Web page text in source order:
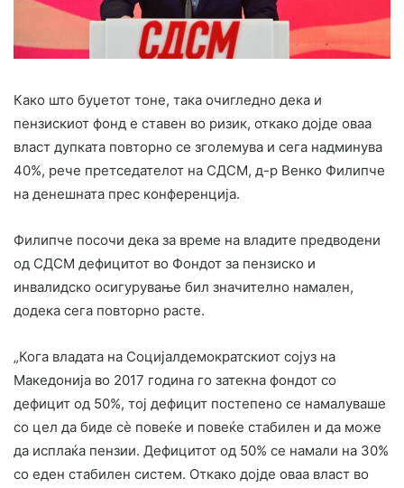
Како што буџетот тоне, така очигледно дека и
пензискиот фонд е ставен во ризик, откако дојде оваа
власт дупката повторно се зголемува и сега надминува
40%, рече претседателот на СДСМ, д-р Венко Филипче
на денешната прес конференција.
Филипче посочи дека за време на владите предводени
од СДСМ дефицитот во Фондот за пензиско и
инвалидско осигурување бил значително намален,
додека сега повторно расте.
„Кога владата на Социјалдемократскиот сојуз на
Македонија во 2017 година го затекна фондот со
дефицит од 50%, тој дефицит постепено се намалуваше
со цел да биде сѐ повеќе и повеќе стабилен и да може
да исплаќа пензии. Дефицитот од 50% се намали на 30%
со еден стабилен систем. Откако дојде оваа власт во